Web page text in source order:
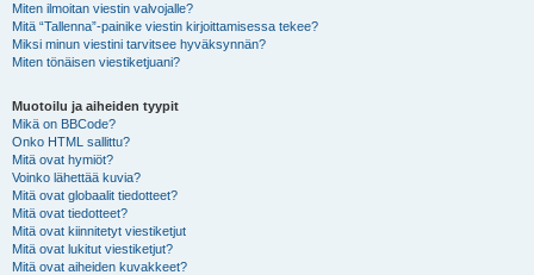
Miten ilmoitan viestin valvojalle?
Mitä “Tallenna”-painike viestin kirjoittamisessa tekee?
Miksi minun viestini tarvitsee hyväksynnän?
Miten tönäisen viestiketjuani?
Muotoilu ja aiheiden tyypit
Mikä on BBCode?
Onko HTML sallittu?
Mitä ovat hymiöt?
Voinko lähettää kuvia?
Mitä ovat globaalit tiedotteet?
Mitä ovat tiedotteet?
Mitä ovat kiinnitetyt viestiketjut
Mitä ovat lukitut viestiketjut?
Mitä ovat aiheiden kuvakkeet?